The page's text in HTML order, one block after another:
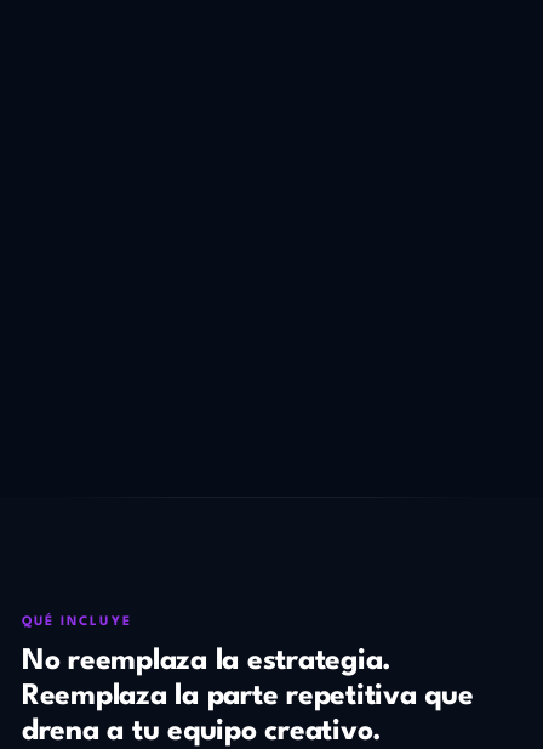
QUÉ INCLUYE
No reemplaza la estrategia.
Reemplaza la parte repetitiva que
drena a tu equipo creativo.